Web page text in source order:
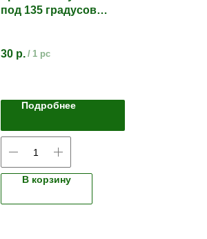
под 135 градусов
30 р. / 1 pc
Подробнее
В корзину